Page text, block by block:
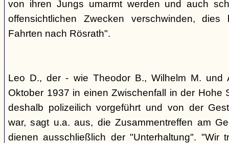
von ihren Jungs umarmt werden und auch
offensichtlichen Zwecken verschwinden,
Fahrten nach Rösrath".
Leo D., der - wie Theodor B., Wilhelm M. und
Oktober 1937 in einen Zwischenfall in der Hohe
deshalb polizeilich vorgeführt und von der
war, sagt u.a. aus, die Zusammentreffen am
dienen ausschließlich der "Unterhaltung". "Wir